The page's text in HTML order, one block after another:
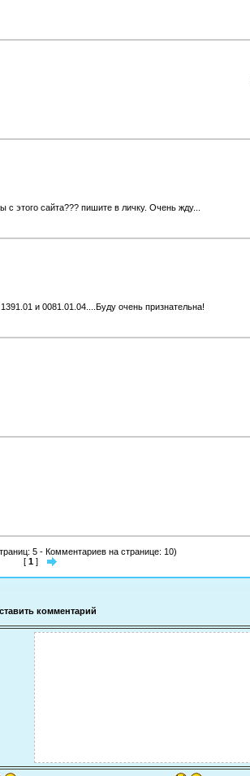
этого сайта??? пишите в личку. Очень жду...
и 0081.01.04....Буду очень признательна!
5 - Комментариев на странице: 10)
[ 1]
комментарий